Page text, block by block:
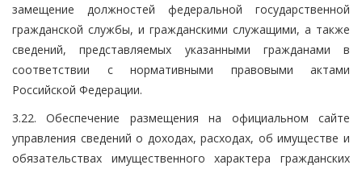
замещение должностей федеральной государственной
гражданской службы, и гражданскими служащими, а также
сведений, представляемых указанными гражданами в
соответствии с нормативными правовыми актами
Российской Федерации.
3.22. Обеспечение размещения на официальном сайте
управления сведений о доходах, расходах, об имуществе и
обязательствах имущественного характера гражданских